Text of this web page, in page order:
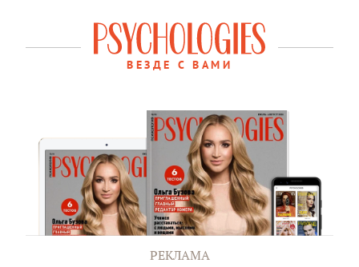
ВЕЗДЕ С ВАМИ
РЕКЛАМА